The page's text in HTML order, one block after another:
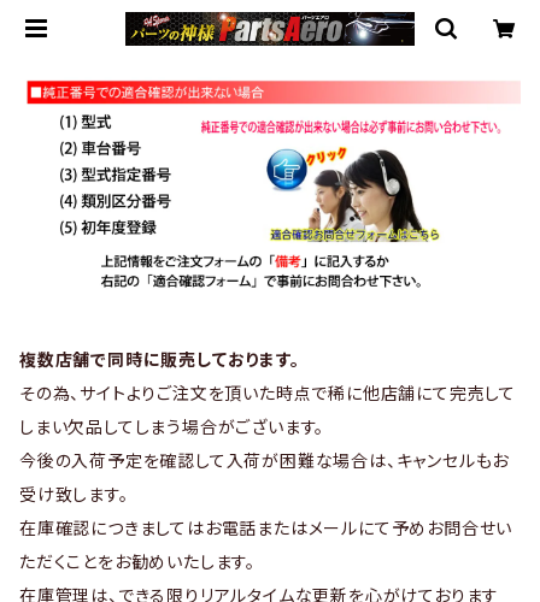
複数店舗で同時に販売しております。
その為、サイトよりご注文を頂いた時点で稀に他店舗にて完売して
しまい欠品してしまう場合がございます。
今後の入荷予定を確認して入荷が困難な場合は、キャンセルもお
受け致します。
在庫確認につきましてはお電話またはメールにて予めお問合せい
ただくことをお勧めいたします。
在庫管理は、できる限りリアルタイムな更新を心がけております